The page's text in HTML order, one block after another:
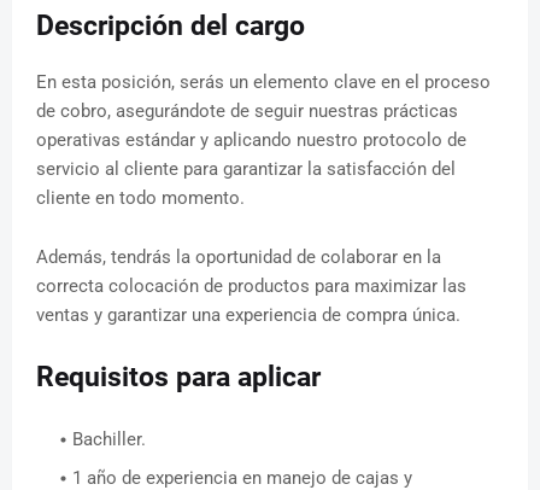
Descripción del cargo
En esta posición, serás un elemento clave en el proceso
de cobro, asegurándote de seguir nuestras prácticas
operativas estándar y aplicando nuestro protocolo de
servicio al cliente para garantizar la satisfacción del
cliente en todo momento.
Además, tendrás la oportunidad de colaborar en la
correcta colocación de productos para maximizar las
ventas y garantizar una experiencia de compra única.
Requisitos para aplicar
Bachiller.
1 año de experiencia en manejo de cajas y